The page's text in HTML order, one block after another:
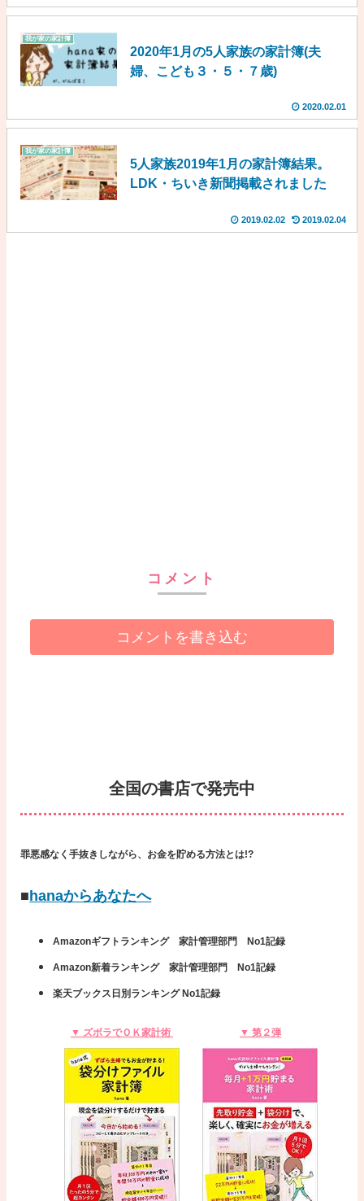
我が家の家計簿
2020年1月の5人家族の家計簿(夫
婦、こども３・５・７歳)
2020.02.01
我が家の家計簿
5人家族2019年1月の家計簿結果。
LDK・ちいき新聞掲載されました
2019.02.02 2019.02.04
コメント
コメントを書き込む
全国の書店で発売中
罪悪感なく手抜きしながら、お金を貯める方法とは!?
■ hanaからあなたへ
Amazonギフトランキング 家計管理部門 No1記録
Amazon新着ランキング 家計管理部門 No1記録
楽天ブックス日別ランキング No1記録
▼ ズボラでＯＫ家計術 ▼ 第２弾